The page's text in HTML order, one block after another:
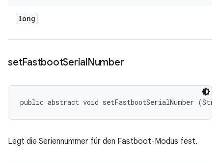
long
setFastbootSerialNumber
public abstract void setFastbootSerialNumber
Legt die Seriennummer für den Fastboot-Modus fest.